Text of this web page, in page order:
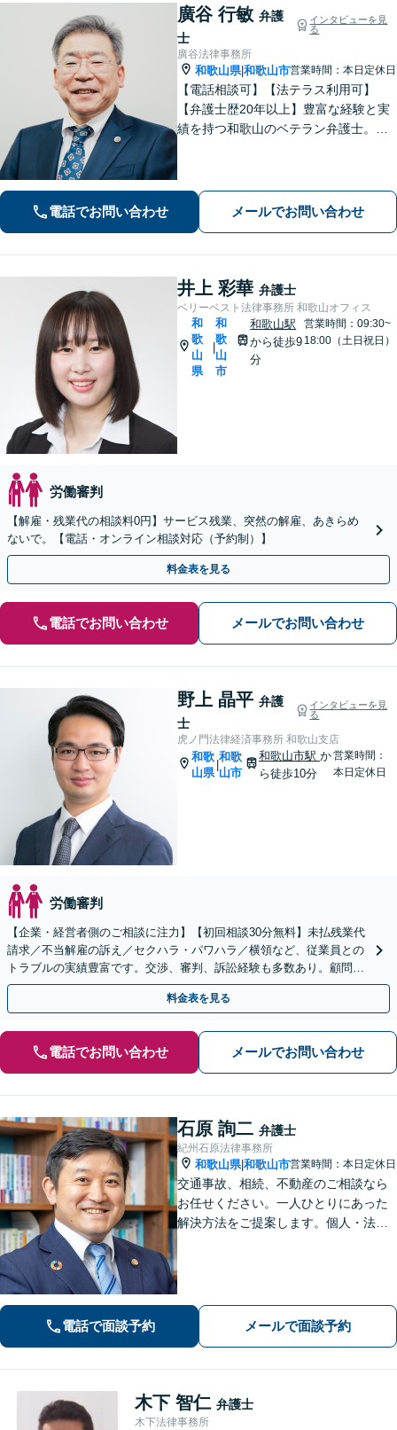
廣谷 行敏 弁護
士
インタビューを見
る
廣谷法律事務所
和歌山県|和歌山市営業時間：本日定休日
【電話相談可】【法テラス利用可】
【弁護士歴20年以上】豊富な経験と実
績を持つ和歌山のベテラン弁護士。
さまの問題も親身に取り組む【夜間・
休日面談可】
電話でお問い合わせ メールでお問い合わせ
井上 彩華 弁護士
ベリーベスト法律事務所 和歌山オフィス
和
歌
山
県
和
歌
山
市
和歌山駅
から徒歩9
分
営業時間：09:30~
18:00（土日祝日）
労働審判
【解雇・残業代の相談料0円】サービス残業、突然の解雇、あきらめ
ないで。【電話・オンライン相談対応（予約制）】
料金表を見る
電話でお問い合わせ メールでお問い合わせ
野上 晶平 弁護
士
インタビューを見
る
虎ノ門法律経済事務所 和歌山支店
和歌
山県
和歌
山市
和歌山市駅 か
ら徒歩10分
営業時間：
本日定休日
労働審判
【企業・経営者側のご相談に注力】【初回相談30分無料】未払残業代
請求／不当解雇の訴え／セクハラ・パワハラ／横領など、従業員との
トラブルの実績豊富です。交渉、審判、訴訟経験も多数あり。顧問契
約もお任せください【和歌山市駅５分】【Web相談可】
料金表を見る
電話でお問い合わせ メールでお問い合わせ
石原 詢二 弁護士
紀州石原法律事務所
和歌山県|和歌山市営業時間：本日定休日
交通事故、相続、不動産のご相談なら
お任せください。一人ひとりにあった
解決方法をご提案します。個人・法人
電話で面談予約 メールで面談予約
木下 智仁 弁護士
木下法律事務所